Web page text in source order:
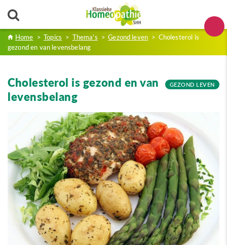
Home > Topics > Thema's > Gezond leven > Cholesterol is
gezond en van levensbelang
Cholesterol is gezond en van
levensbelang
GEZOND LEVEN